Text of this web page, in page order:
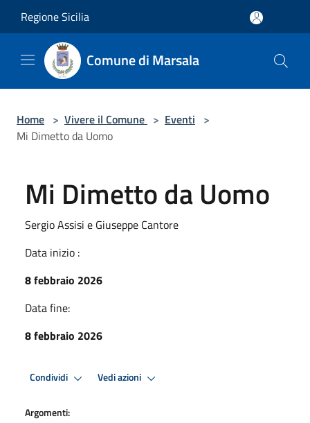
Regione Sicilia
Comune di Marsala
Home > Vivere il Comune > Eventi >
Mi Dimetto da Uomo
Mi Dimetto da Uomo
Sergio Assisi e Giuseppe Cantore
Data inizio :
8 febbraio 2026
Data fine:
8 febbraio 2026
Condividi Vedi azioni
Argomenti: